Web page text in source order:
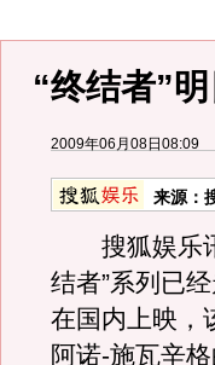
“终结者”
2009年06月08日08:09
来源：
搜狐娱乐讯
结者”系列已
在国内上映，
阿诺-施瓦辛